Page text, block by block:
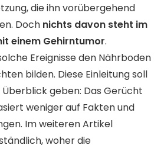
die ihn vorübergehend
Doch nichts davon steht im
einem Gehirntumor.
Ereignisse den Nährboden
bilden. Diese Einleitung soll
geben: Das Gerücht
weniger auf Fakten und
Im weiteren Artikel
woher die